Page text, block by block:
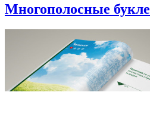
Многополосные